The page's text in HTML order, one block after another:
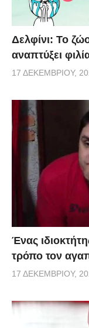
Δελφίνι: Το
αναπτύξει
17 ΔΕΚΕΜΒΡΊΟΥ,
Ένας
τρόπο τον
17 ΔΕΚΕΜΒΡΊΟΥ,